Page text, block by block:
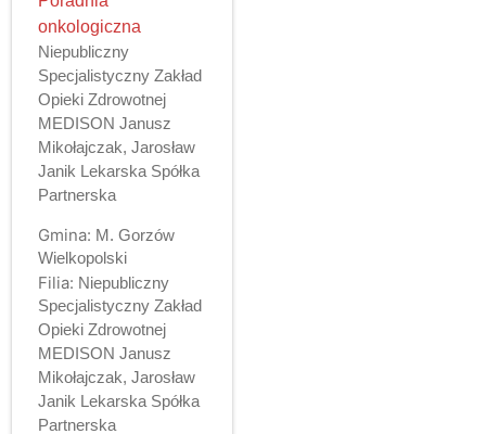
onkologiczna
Niepubliczny
Specjalistyczny Zakład
Opieki Zdrowotnej
MEDISON Janusz
Mikołajczak, Jarosław
Janik Lekarska Spółka
Partnerska
Gmina: M. Gorzów
Wielkopolski
Filia: Niepubliczny
Specjalistyczny Zakład
Opieki Zdrowotnej
MEDISON Janusz
Mikołajczak, Jarosław
Janik Lekarska Spółka
Partnerska